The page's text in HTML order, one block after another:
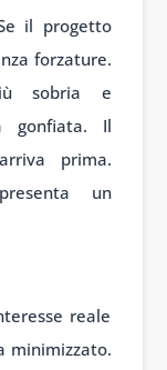
il progetto
forzature.
sobria e
gonfiata. Il
prima.
un
reale
minimizzato.